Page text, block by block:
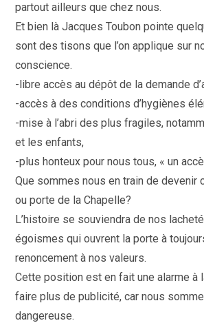
partout ailleurs que chez nous.
Et bien là Jacques Toubon pointe
sont des tisons que l’on applique sur
conscience.
-libre accès au dépôt de la demande
-accès à des conditions d’hygiènes
-mise à l’abri des plus fragiles,
et les enfants,
-plus honteux pour nous tous, « un
Que sommes nous en train de devenir
ou porte de la Chapelle?
L’histoire se souviendra de nos
égoismes qui ouvrent la porte à
renoncement à nos valeurs.
Cette position est en fait une alarme à
faire plus de publicité, car nous
dangereuse.